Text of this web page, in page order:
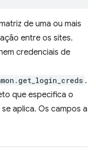
de uma ou mais
entre os sites.
credenciais de
.
que especifica o
aplica. Os campos a